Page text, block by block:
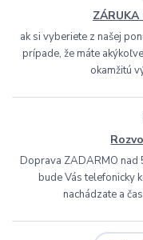
ZÁRUKA
ak si vyberiete z našej
prípade, že máte
okamžitú
Doprava ZADARMO nad
bude Vás telefonicky
nachádzate a